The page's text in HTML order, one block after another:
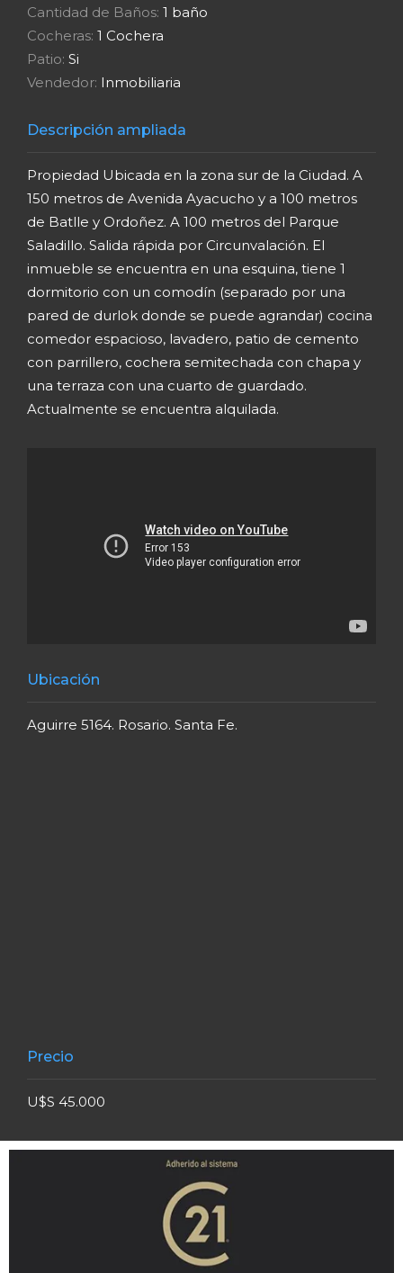
Cantidad de Baños: 1 baño
Cocheras: 1 Cochera
Patio: Si
Vendedor: Inmobiliaria
Descripción ampliada
Propiedad Ubicada en la zona sur de la Ciudad. A
150 metros de Avenida Ayacucho y a 100 metros
de Batlle y Ordoñez. A 100 metros del Parque
Saladillo. Salida rápida por Circunvalación. El
inmueble se encuentra en una esquina, tiene 1
dormitorio con un comodín (separado por una
pared de durlok donde se puede agrandar) cocina
comedor espacioso, lavadero, patio de cemento
con parrillero, cochera semitechada con chapa y
una terraza con una cuarto de guardado.
Actualmente se encuentra alquilada.
Ubicación
Aguirre 5164. Rosario. Santa Fe.
Precio
U$S 45.000